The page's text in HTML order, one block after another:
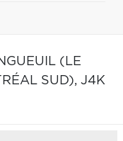
(LE
SUD), J4K